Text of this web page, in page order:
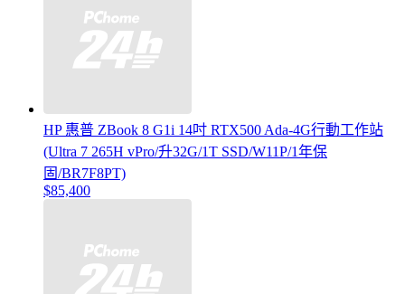
HP 惠普 ZBook 8 G1i 14吋 RTX500 Ada-4G行動工作站
(Ultra 7 265H vPro/升32G/1T SSD/W11P/1年保
固/BR7F8PT)
$85,400